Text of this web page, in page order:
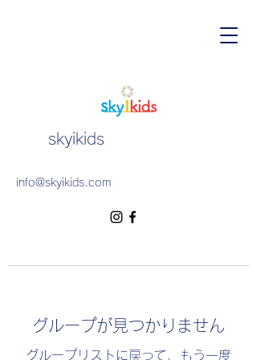
skyikids
info@skyikids.com
グループが見つかりません
グループリストに戻って、もう一度